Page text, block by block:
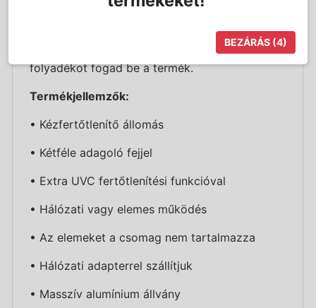
adagoló tetején testre szabható reklámfelület
áll rendelkezésre. 1200 ml fertőtlenítő
folyadékot fogad be a termék.
Termékjellemzők:
• Kézfertőtlenítő állomás
• Kétféle adagoló fejjel
• Extra UVC fertőtlenítési funkcióval
• Hálózati vagy elemes működés
• Az elemeket a csomag nem tartalmazza
• Hálózati adapterrel szállítjuk
• Masszív alumínium állvány
BEZÁRÁS (4)